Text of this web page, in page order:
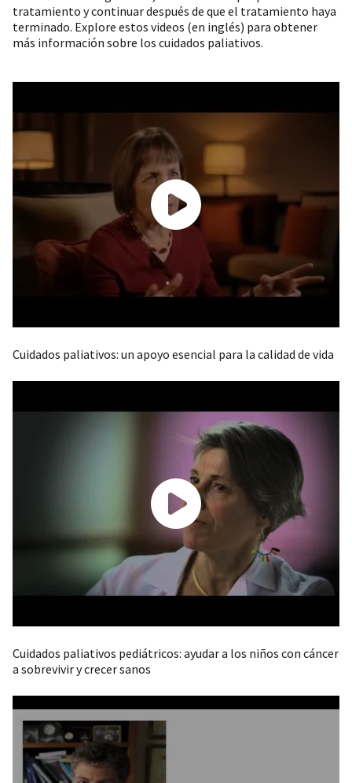
tratamiento y continuar después de que el tratamiento haya
terminado. Explore estos videos (en inglés) para obtener
más información sobre los cuidados paliativos.
Cuidados paliativos: un apoyo esencial para la calidad de vida
Cuidados paliativos pediátricos: ayudar a los niños con cáncer
a sobrevivir y crecer sanos